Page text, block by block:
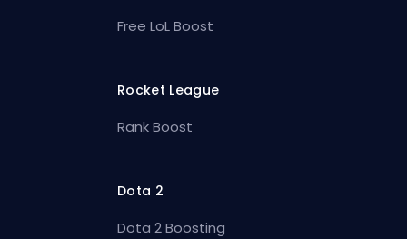
Free LoL Boost
Rocket League
Rank Boost
Dota 2
Dota 2 Boosting